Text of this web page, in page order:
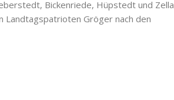
Bickenriede, Hüpstedt und Zella
Gröger nach den